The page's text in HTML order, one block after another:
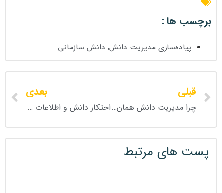
برچسب ها :
پیاده‌سازی مدیریت دانش, دانش سازمانی
قبلی
چرا مدیریت دانش همان اشتراک دانش نیست؟
بعدی
احتکار دانش و اطلاعات چه پیامدهایی برای سازمان دارد؟
پست های مرتبط